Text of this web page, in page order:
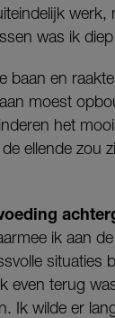
werk,
was ik
baan en
moest
het
ellende zou
ik aan
situaties
even terug
Ik wilde er